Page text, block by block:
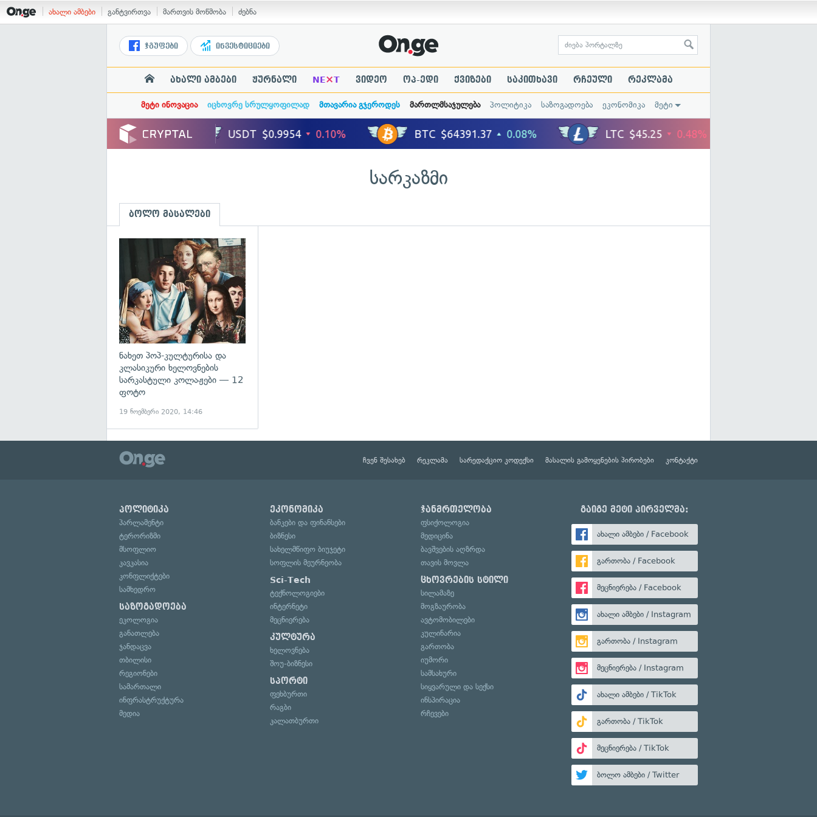
ახალი ამბები განტვირთვა მართვის მოწმობა ძებნა
ჯგუფები ინვესტიციები
ახალი ამბები ჟურნალი NE×T ვიდეო ოპ-ედი ქვიზები საკითხავი რჩეული რეკლამა
მეტი ინოვაცია იცხოვრე სრულყოფილად მთავარია გჯეროდეს მართლმსაჯულება პოლიტიკა საზოგადოება ეკონომიკა მეტი
სარკაზმი
ბოლო მასალები
ნახეთ პოპ-კულტურისა და
კლასიკური ხელოვნების
სარკასტული კოლაჟები — 12
ფოტო
19 ნოემბერი 2020, 14:46
ჩვენ შესახებ რეკლამა სარედაქციო კოდექსი მასალის გამოყენების პირობები კონტაქტი
პოლიტიკა
პარლამენტი
ტერორიზმი
მსოფლიო
კავკასია
კონფლიქტები
სამხედრო
საზოგადოება
ეკოლოგია
განათლება
ჯანდაცვა
თბილისი
რეგიონები
სამართალი
ინფრასტრუქტურა
მედია
ეკონომიკა
ბანკები და ფინანსები
ბიზნესი
სახელმწიფო ბიუჯეტი
სოფლის მეურნეობა
Sci-Tech
ტექნოლოგიები
ინტერნეტი
მეცნიერება
კულტურა
ხელოვნება
შოუ-ბიზნესი
სპორტი
ფეხბურთი
რაგბი
კალათბურთი
ჯანმრთელობა
ფსიქოლოგია
მედიცინა
ბავშვების აღზრდა
თავის მოვლა
ცხოვრების სტილი
სილამაზე
მოგზაურობა
ავტომობილები
კულინარია
გართობა
იუმორი
სამსახური
სიყვარული და სექსი
ინსპირაცია
რჩევები
გაიგე მეტი პირველმა:
ახალი ამბები / Facebook
გართობა / Facebook
მეცნიერება / Facebook
ახალი ამბები / Instagram
გართობა / Instagram
მეცნიერება / Instagram
ახალი ამბები / TikTok
გართობა / TikTok
მეცნიერება / TikTok
ბოლო ამბები / Twitter